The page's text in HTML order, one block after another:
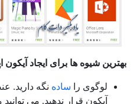
بهترین شیوه ها برای ایجاد آیکون
لوگوی را ساده نگه دارید.
آیکون قرار ندهید. می